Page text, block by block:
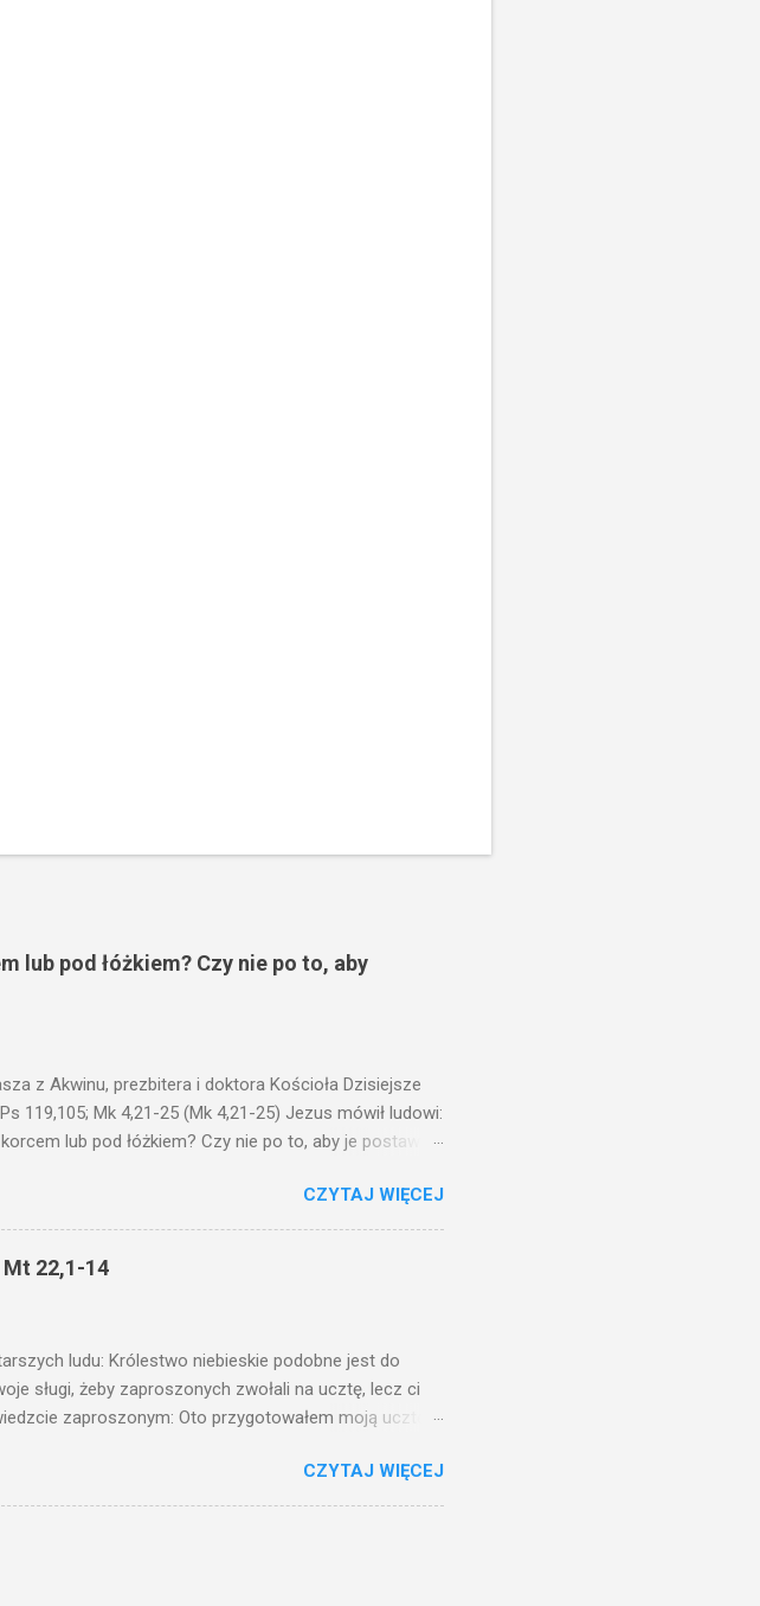
lub pod łóżkiem? Czy nie po to, aby
z Akwinu, prezbitera i doktora Kościoła Dzisiejsze
119,105; Mk 4,21-25 (Mk 4,21-25) Jezus mówił ludowi:
lub pod łóżkiem? Czy nie po to, aby je postawić
słuchacie. Taką samą miarą, jaką wy mierzycie,
temu będzie dane; a kto nie ma, pozbawią go i tego, co
przypowieści.... Czy po to wnosi się światło,
nie po to, aby je postawić na świeczniku? Nie ma
CZYTAJ WIĘCEJ
Mt 22,1-14
ludu: Królestwo niebieskie podobne jest do
sługi, żeby zaproszonych zwołali na ucztę, lecz ci
zaproszonym: Oto przygotowałem moją ucztę:
[ich], pozabijali. Na to król uniósł się
ich spalić. Wtedy rzekł swoim sługom: Uczta
na rozstajne drogi i zaproście na ucztę wszystkich,
napotkali: złych i dobrych. I sala zapełniła się
CZYTAJ WIĘCEJ